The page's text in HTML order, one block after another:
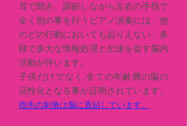
耳で聞き、調節しながら左右の手指で
全く別の事を行うピアノ演奏には、他
のどの行動においても起りえない、多
様で多大な情報処理と伝達を促す脳内
活動が伴います。
子供だけでなく,全ての年齢層の脳の
活性化となる事が証明されています。
指先の刺激は脳に直結しています。